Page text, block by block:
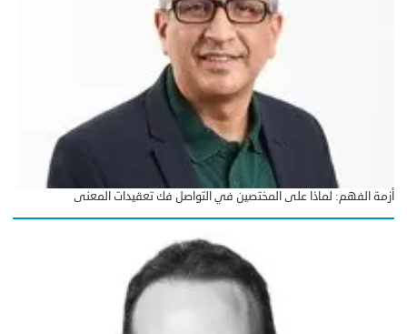
أزمة الفهم: لماذا على المختصين في التواصل فك تعقيدات المعنى